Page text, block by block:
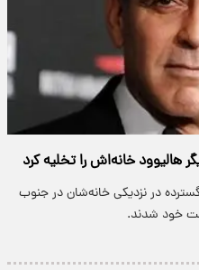
هالیوود خانه‌اش را تخلیه کرد
در نزدیکی خانه‌شان در جنوب
خود شدند.